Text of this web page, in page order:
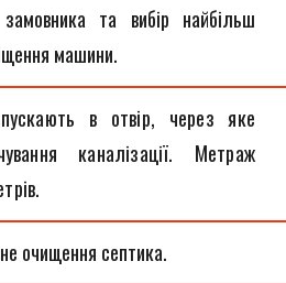
та вибір найбільш
машини.
в отвір, через яке
каналізації. Метраж
очищення септика.